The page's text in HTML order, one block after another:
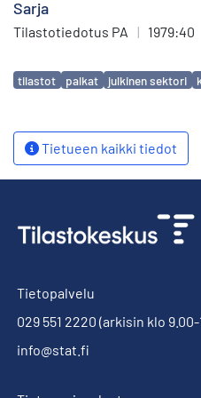
Sarja
Tilastotiedotus PA | 1979:40
Avainsanat
tilastot palkat julkinen sektori
Tietueen kaikki tiedot
Tietopalvelu
029 551 2220 (arkisin klo 9.00-
info@stat.fi